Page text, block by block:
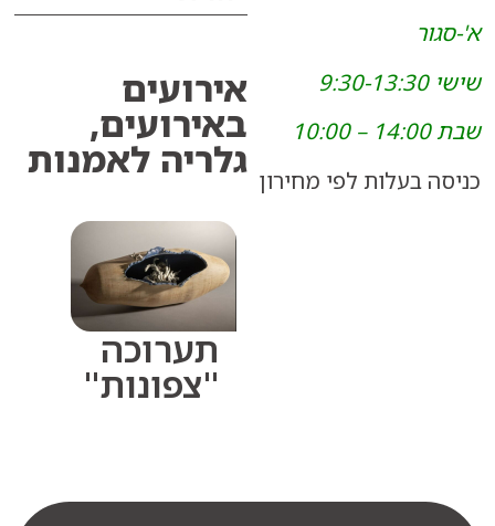
אירועים
באירועים,
גלריה לאמנות
תערוכה
"צפונות"
לפי מחירון